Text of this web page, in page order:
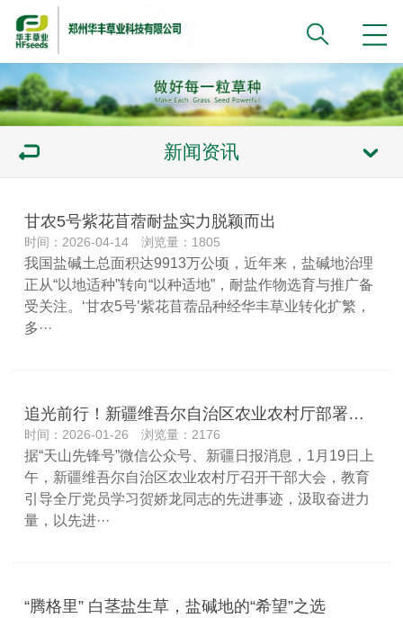
新闻资讯
甘农5号紫花苜蓿耐盐实力脱颖而出
时间：2026-04-14 浏览量：1805
我国盐碱土总面积达9913万公顷，近年来，盐碱地治理
正从“以地适种”转向“以种适地”，耐盐作物选育与推广备
受关注。‘甘农5号’紫花苜蓿品种经华丰草业转化扩繁，
多···
追光前行！新疆维吾尔自治区农业农村厅部署学习贺娇龙同志先进事迹
时间：2026-01-26 浏览量：2176
据“天山先锋号”微信公众号、新疆日报消息，1月19日上
午，新疆维吾尔自治区农业农村厅召开干部大会，教育
引导全厅党员学习贺娇龙同志的先进事迹，汲取奋进力
量，以先进···
“腾格里” 白茎盐生草，盐碱地的“希望”之选